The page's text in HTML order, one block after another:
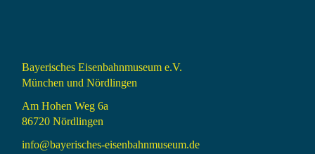
Bayerisches Eisenbahnmuseum e.V.
München und Nördlingen
Am Hohen Weg 6a
86720 Nördlingen
info@bayerisches-eisenbahnmuseum.de